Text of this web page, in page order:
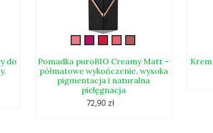
do
Pomadka puroBIO Creamy Matt –
półmatowe wykończenie, wysoka
pigmentacja i naturalna
pielęgnacja
72,90 zł